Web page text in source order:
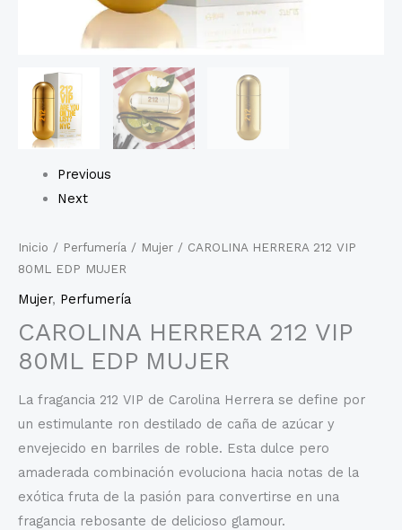
Previous
Next
Inicio / Perfumería / Mujer / CAROLINA HERRERA 212 VIP
80ML EDP MUJER
Mujer, Perfumería
CAROLINA HERRERA 212 VIP
80ML EDP MUJER
La fragancia 212 VIP de Carolina Herrera se define por
un estimulante ron destilado de caña de azúcar y
envejecido en barriles de roble. Esta dulce pero
amaderada combinación evoluciona hacia notas de la
exótica fruta de la pasión para convertirse en una
fragancia rebosante de delicioso glamour.